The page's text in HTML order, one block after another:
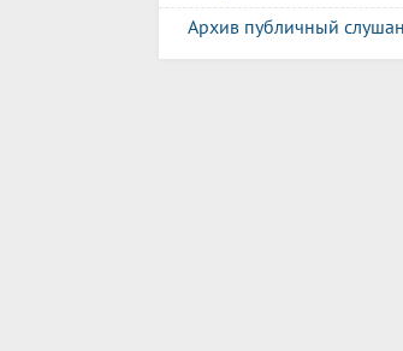
Архив публичный